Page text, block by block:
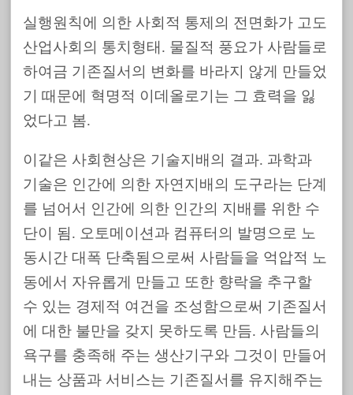
실행원칙에 의한 사회적 통제의 전면화가 고도
산업사회의 통치형태. 물질적 풍요가 사람들로
하여금 기존질서의 변화를 바라지 않게 만들었
기 때문에 혁명적 이데올로기는 그 효력을 잃
었다고 봄.
이같은 사회현상은 기술지배의 결과. 과학과
기술은 인간에 의한 자연지배의 도구라는 단계
를 넘어서 인간에 의한 인간의 지배를 위한 수
단이 됨. 오토메이션과 컴퓨터의 발명으로 노
동시간 대폭 단축됨으로써 사람들을 억압적 노
동에서 자유롭게 만들고 또한 향락을 추구할
수 있는 경제적 여건을 조성함으로써 기존질서
에 대한 불만을 갖지 못하도록 만듬. 사람들의
욕구를 충족해 주는 생산기구와 그것이 만들어
내는 상품과 서비스는 기존질서를 유지해주는